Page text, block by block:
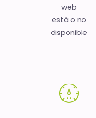
web
está o no
disponible